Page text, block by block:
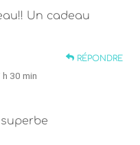
Un cadeau
RÉPONDRE
h 30 min